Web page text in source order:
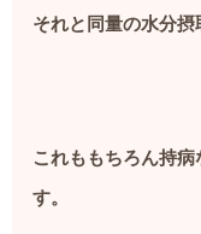
それと同量の水分摂
これももちろん持
す。